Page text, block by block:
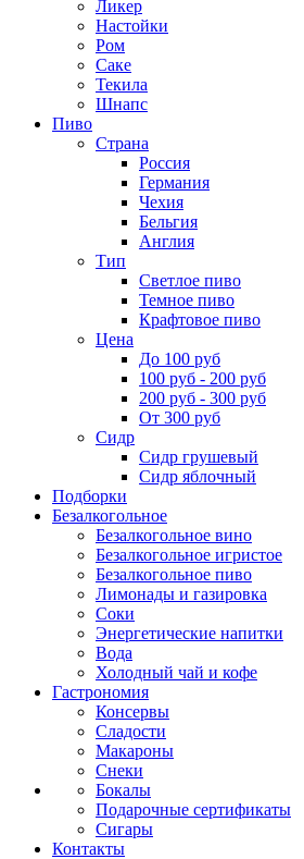
Ликер
Настойки
Ром
Саке
Текила
Шнапс
Пиво
Страна
Россия
Германия
Чехия
Бельгия
Англия
Тип
Светлое пиво
Темное пиво
Крафтовое пиво
Цена
До 100 руб
100 руб - 200 руб
200 руб - 300 руб
От 300 руб
Сидр
Сидр грушевый
Сидр яблочный
Подборки
Безалкогольное
Безалкогольное вино
Безалкогольное игристое
Безалкогольное пиво
Лимонады и газировка
Соки
Энергетические напитки
Вода
Холодный чай и кофе
Гастрономия
Консервы
Сладости
Макароны
Снеки
Бокалы
Подарочные сертификаты
Сигары
Контакты